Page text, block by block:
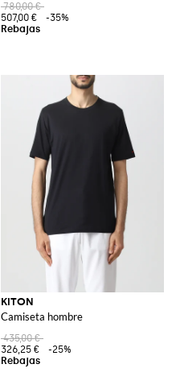
780,00 €
507,00 €
-35%
KITON
Camiseta hombre
435,00 €
326,25 €
-25%